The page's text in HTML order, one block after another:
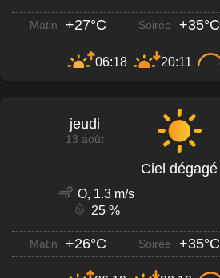
Matin +27°C Soirée +35°C
06:18 20:11
jeudi
13 août
Ciel dégagé
O, 1.3 m/s
25 %
Matin +26°C Soirée +35°C